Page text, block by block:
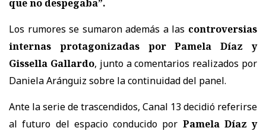
que no despegaba”.
Los rumores se sumaron además a las controversias
internas protagonizadas por Pamela Díaz y
Gissella Gallardo, junto a comentarios realizados por
Daniela Aránguiz sobre la continuidad del panel.
Ante la serie de trascendidos, Canal 13 decidió referirse
al futuro del espacio conducido por Pamela Díaz y